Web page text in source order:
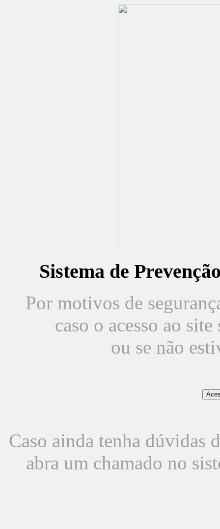
Sistema de
Por motivos de
caso o acesso ao
ou se não
Caso ainda tenha dúvidas
abra um chamado no